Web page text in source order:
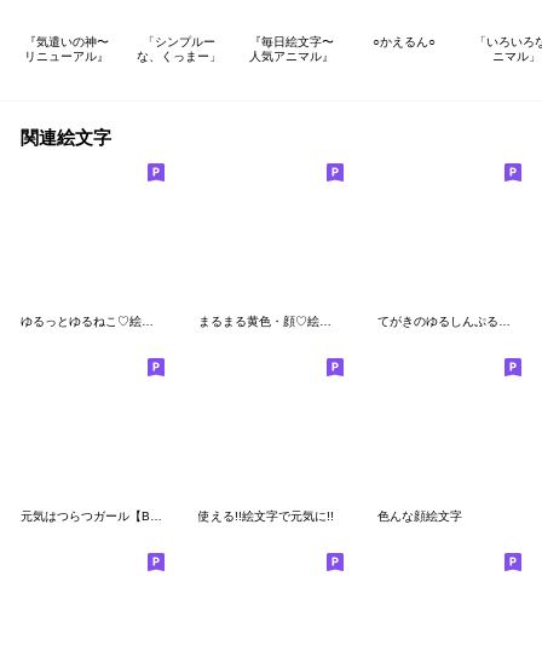
『気遣いの神〜
リニューアル』
「シンプルー
な、くっまー」
『毎日絵文字〜
人気アニマル』
○かえるん○
「いろいろ
ニマル」
関連絵文字
元気はつらつガール【Basic】♡絵文字♡msp 使える!!絵文字で元気に!! 色んな顔絵文字